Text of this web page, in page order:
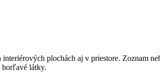
plochách aj v priestore. Zoznam
horľavé látky.